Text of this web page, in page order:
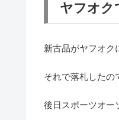
ヤフオク
新古品がヤフオク
それで落札したの
後日スポーツオー